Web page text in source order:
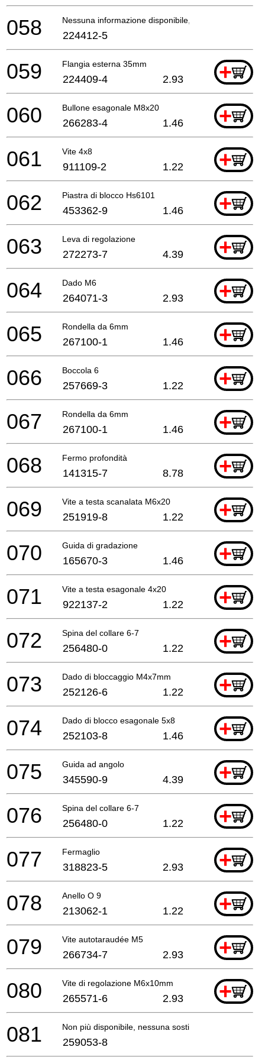
Nessuna informazione disponibile, non ordinabile
058 224412-5
Flangia esterna 35mm +
059 224409-4 2.93
Bullone esagonale M8x20 +
060 266283-4 1.46
Vite 4x8 +
061 911109-2 1.22
Piastra di blocco Hs6101 +
062 453362-9 1.46
Leva di regolazione +
063 272273-7 4.39
Dado M6 +
064 264071-3 2.93
Rondella da 6mm +
065 267100-1 1.46
Boccola 6 +
066 257669-3 1.22
Rondella da 6mm +
067 267100-1 1.46
Fermo profondità +
068 141315-7 8.78
Vite a testa scanalata M6x20 +
069 251919-8 1.22
Guida di gradazione +
070 165670-3 1.46
Vite a testa esagonale 4x20 +
071 922137-2 1.22
Spina del collare 6-7 +
072 256480-0 1.22
Dado di bloccaggio M4x7mm +
073 252126-6 1.22
Dado di blocco esagonale 5x8 +
074 252103-8 1.46
Guida ad angolo +
075 345590-9 4.39
Spina del collare 6-7 +
076 256480-0 1.22
Fermaglio +
077 318823-5 2.93
Anello O 9 +
078 213062-1 1.22
Vite autotaraudée M5 +
079 266734-7 2.93
Vite di regolazione M6x10mm +
080 265571-6 2.93
Non più disponibile, nessuna sostituzione
081 259053-8